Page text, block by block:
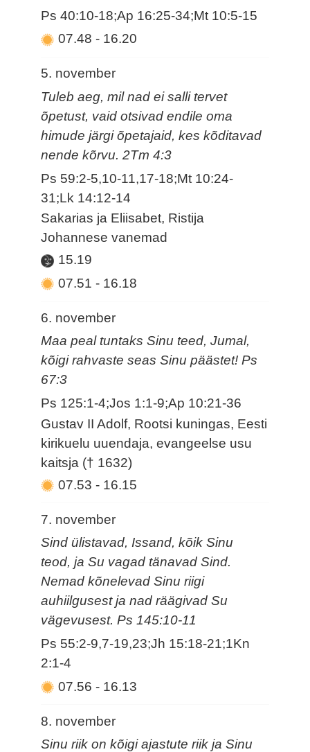
Ps 40:10-18;Ap 16:25-34;Mt 10:5-15
07.48- 16.20
5. november
Tuleb aeg, mil nad ei salli tervet
õpetust, vaid otsivad endile oma
himude järgi õpetajaid, kes kõditavad
nende kõrvu. 2Tm 4:3
Ps 59:2-5,10-11,17-18;Mt 10:24-
31;Lk 14:12-14
Sakarias ja Eliisabet, Ristija
Johannese vanemad
15.19
07.51- 16.18
6. november
Maa peal tuntaks Sinu teed, Jumal,
kõigi rahvaste seas Sinu päästet! Ps
67:3
Ps 125:1-4;Jos 1:1-9;Ap 10:21-36
Gustav II Adolf, Rootsi kuningas, Eesti
kirikuelu uuendaja, evangeelse usu
kaitsja († 1632)
07.53- 16.15
7. november
Sind ülistavad, Issand, kõik Sinu
teod, ja Su vagad tänavad Sind.
Nemad kõnelevad Sinu riigi
auhiilgusest ja nad räägivad Su
vägevusest. Ps 145:10-11
Ps 55:2-9,7-19,23;Jh 15:18-21;1Kn
2:1-4
07.56- 16.13
8. november
Sinu riik on kõigi ajastute riik ja Sinu